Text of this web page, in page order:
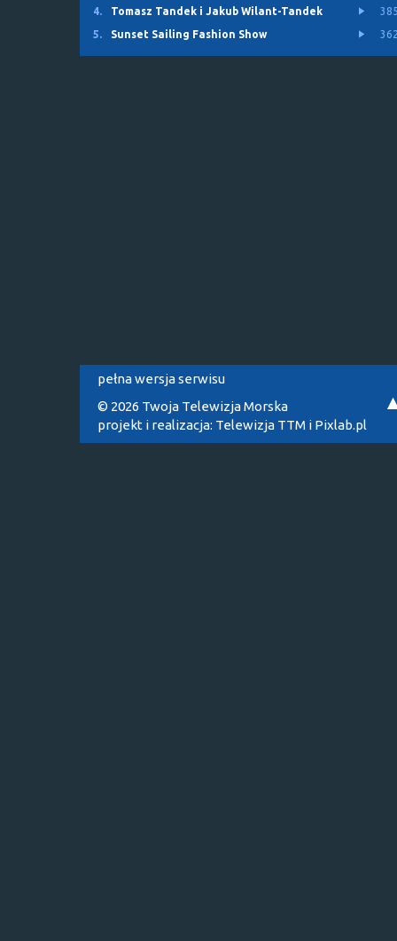
4.
Tomasz Tandek i Jakub Wilant-Tandek
5.
Sunset Sailing Fashion Show
pełna wersja serwisu
© 2026 Twoja Telewizja Morska
projekt i realizacja: Telewizja TTM i Pixlab.pl